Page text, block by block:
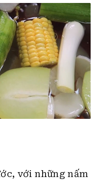
với những nấm